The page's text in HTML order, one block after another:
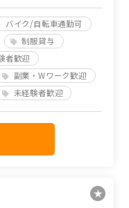
バイク/自転車通勤可
制服貸与
者歓迎
副業・Wワーク歓迎
未経験者歓迎